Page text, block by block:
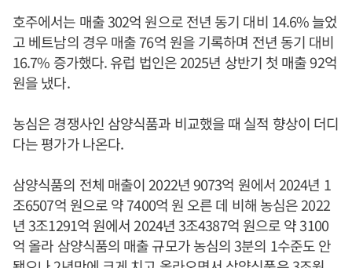
호주에서는 매출 302억 원으로 전년 동기 대비 14.6% 늘었
고 베트남의 경우 매출 76억 원을 기록하며 전년 동기 대비
16.7% 증가했다. 유럽 법인은 2025년 상반기 첫 매출 92억
원을 냈다.
농심은 경쟁사인 삼양식품과 비교했을 때 실적 향상이 더디
다는 평가가 나온다.
삼양식품의 전체 매출이 2022년 9073억 원에서 2024년 1
조6507억 원으로 약 7400억 원 오른 데 비해 농심은 2022
년 3조1291억 원에서 2024년 3조4387억 원으로 약 3100
억 올라 삼양식품의 매출 규모가 농심의 3분의 1수준도 안